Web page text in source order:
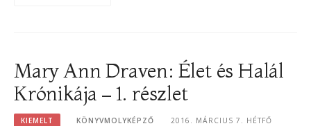
Mary Ann Draven: Élet és Halál
Krónikája – 1. részlet
KIEMELT KÖNYVMOLYKÉPZŐ
2016. MÁRCIUS 7. HÉTFŐ